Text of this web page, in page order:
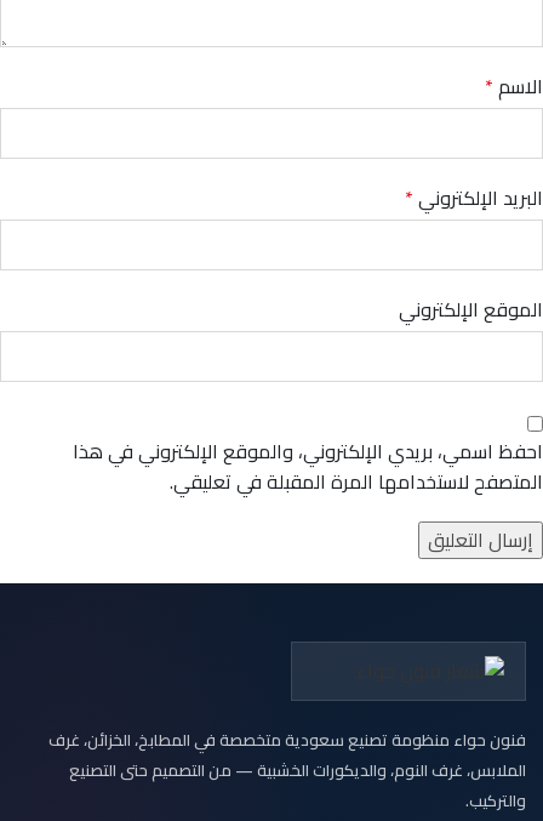
الاسم*
البريد الإلكتروني*
الموقع الإلكتروني
احفظ اسمي، بريدي الإلكتروني، والموقع الإلكتروني في هذا
المتصفح لاستخدامها المرة المقبلة في تعليقي.
فنون حواء منظومة تصنيع سعودية متخصصة في المطابخ، الخزائن، غرف
الملابس، غرف النوم، والديكورات الخشبية — من التصميم حتى التصنيع
والتركيب.